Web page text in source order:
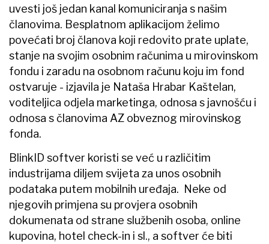
uvesti još jedan kanal komuniciranja s našim
članovima. Besplatnom aplikacijom želimo
povećati broj članova koji redovito prate uplate,
stanje na svojim osobnim računima u mirovinskom
fondu i zaradu na osobnom računu koju im fond
ostvaruje - izjavila je Nataša Hrabar Kaštelan,
voditeljica odjela marketinga, odnosa s javnošću i
odnosa s članovima AZ obveznog mirovinskog
fonda.
BlinkID softver koristi se već u različitim
industrijama diljem svijeta za unos osobnih
podataka putem mobilnih uređaja. Neke od
njegovih primjena su provjera osobnih
dokumenata od strane službenih osoba, online
kupovina, hotel check-in i sl., a softver će biti